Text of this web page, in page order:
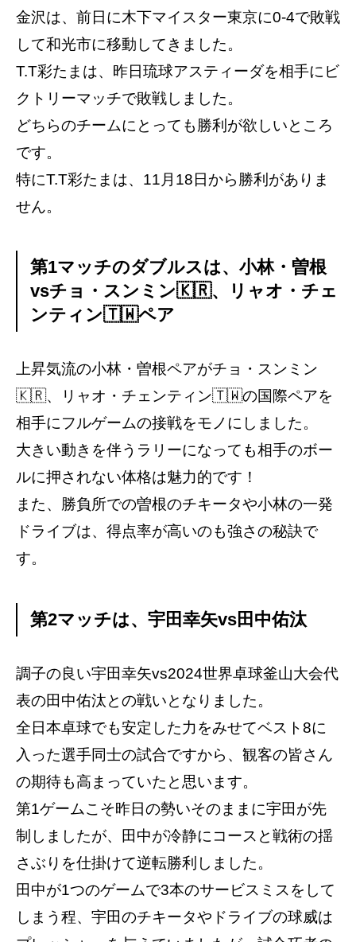
金沢は、前日に木下マイスター東京に0-4で敗戦
して和光市に移動してきました。
T.T彩たまは、昨日琉球アスティーダを相手にビ
クトリーマッチで敗戦しました。
どちらのチームにとっても勝利が欲しいところ
です。
特にT.T彩たまは、11月18日から勝利がありま
せん。
第1マッチのダブルスは、小林・曽根
vsチョ・スンミン🇰🇷、リャオ・チェ
ンティン🇹🇼ペア
上昇気流の小林・曽根ペアがチョ・スンミン
🇰🇷、リャオ・チェンティン🇹🇼の国際ペアを
相手にフルゲームの接戦をモノにしました。
大きい動きを伴うラリーになっても相手のボー
ルに押されない体格は魅力的です！
また、勝負所での曽根のチキータや小林の一発
ドライブは、得点率が高いのも強さの秘訣で
す。
第2マッチは、宇田幸矢vs田中佑汰
調子の良い宇田幸矢vs2024世界卓球釜山大会代
表の田中佑汰との戦いとなりました。
全日本卓球でも安定した力をみせてベスト8に
入った選手同士の試合ですから、観客の皆さん
の期待も高まっていたと思います。
第1ゲームこそ昨日の勢いそのままに宇田が先
制しましたが、田中が冷静にコースと戦術の揺
さぶりを仕掛けて逆転勝利しました。
田中が1つのゲームで3本のサービスミスをして
しまう程、宇田のチキータやドライブの球威は